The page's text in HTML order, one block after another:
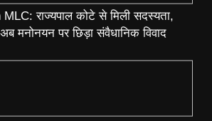
राज्यपाल कोटे से मिली सदस्यता,
मनोनयन पर छिड़ा संवैधानिक विवाद